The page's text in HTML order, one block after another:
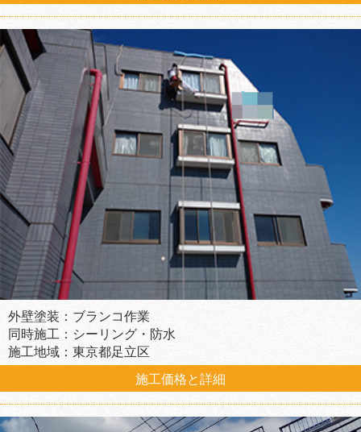
外壁塗装：ブランコ作業
同時施工：シーリング・防水
施工地域：東京都足立区
施工価格と詳細